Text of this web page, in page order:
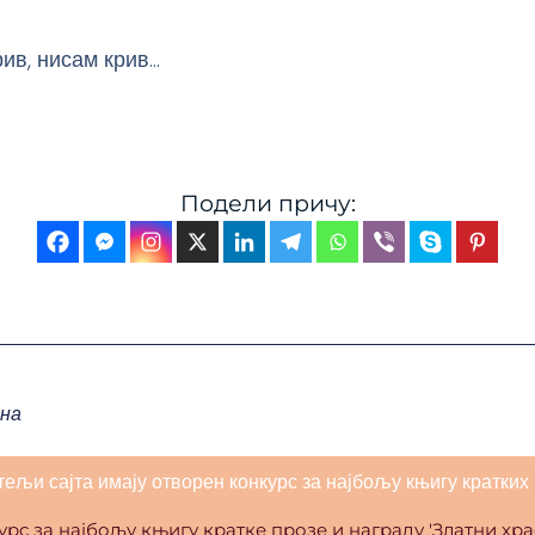
нисам крив…
Подели причу:
сајта имају отворен конкурс за најбољу књигу кратких